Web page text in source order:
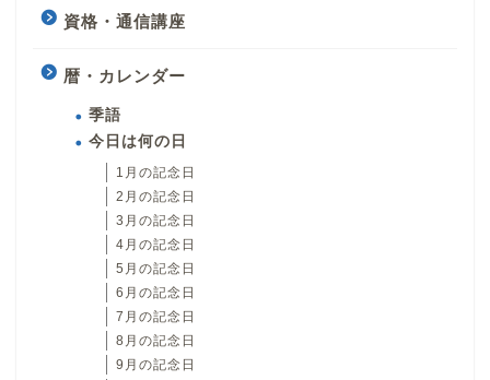
資格・通信講座
暦・カレンダー
季語
今日は何の日
1月の記念日
2月の記念日
3月の記念日
4月の記念日
5月の記念日
6月の記念日
7月の記念日
8月の記念日
9月の記念日